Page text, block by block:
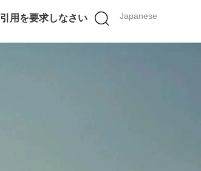
Japanese
引用を要求しなさい